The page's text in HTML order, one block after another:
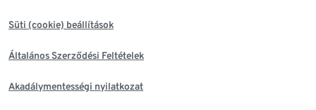
Süti (cookie) beállítások
Általános Szerződési Feltételek
Akadálymentességi nyilatkozat